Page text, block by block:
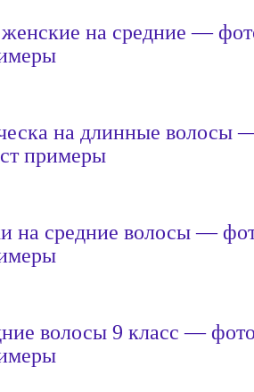
на средние —
на длинные волосы
примеры
на средние волосы —
волосы 9 класс —